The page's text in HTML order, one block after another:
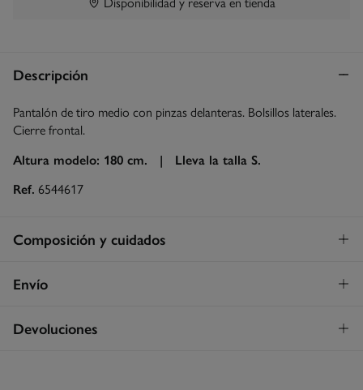
Descripción
Pantalón de tiro medio con pinzas delanteras. Bolsillos laterales.
Cierre frontal.
Altura modelo: 180 cm. | Lleva la talla S.
Ref. 6544617
Composición y cuidados
Composición
Cuidados
Envío
Envío a tienda
¡GRATIS!
Devoluciones